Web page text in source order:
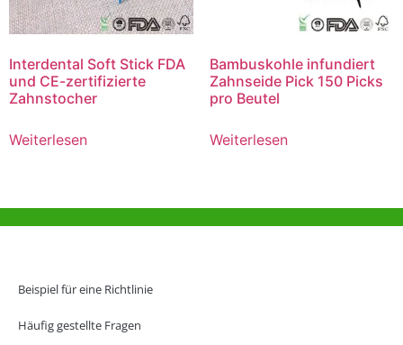
Interdental Soft Stick FDA
und CE-zertifizierte
Zahnstocher
Weiterlesen
Bambuskohle infundiert
Zahnseide Pick 150 Picks
pro Beutel
Weiterlesen
Beispiel für eine Richtlinie
Häufig gestellte Fragen
Büro Hongkong
SAR, China